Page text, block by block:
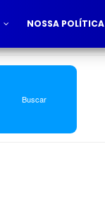
NOSSA POLÍTICA